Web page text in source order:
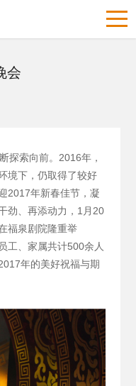
会
探索向前。2016年，
境下，仍取得了较好
2017年新春佳节，凝
劲、再添动力，1月20
福泉剧院隆重举
工、家属共计500余人
年的美好祝福与期